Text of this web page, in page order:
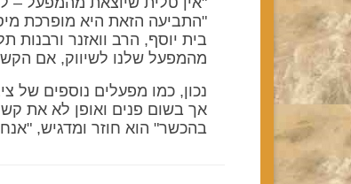
"התביעה הזאת היא מופרכת
בית יוסף, הרב וואזנר ורבנות
מהמפעל שלנו לשיווק, אם
נכון, כמו מפעלים נוספים של
אך בשום פנים ואופן לא את
בהכשר" הוא חוזר ומדגיש,